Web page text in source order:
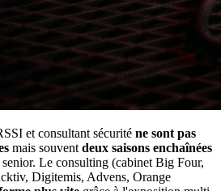
et consultant sécurité ne sont pas
mais souvent deux saisons enchaînées
Le consulting (cabinet Big Four,
Digitemis, Advens, Orange